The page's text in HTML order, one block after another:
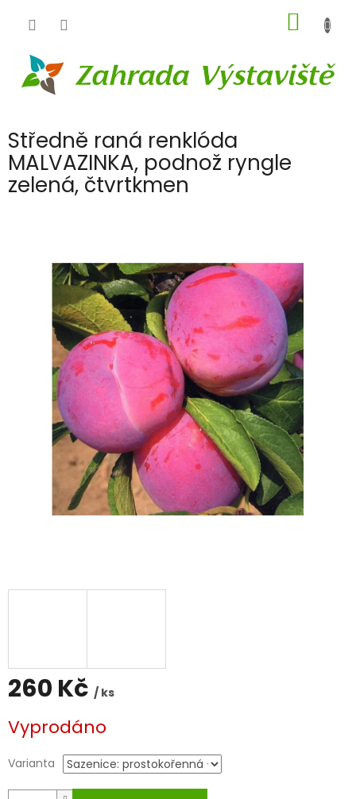
KOŠÍK
Středně raná renklóda
MALVAZINKA, podnož ryngle
zelená, čtvrtkmen
260 Kč / ks
cena:
Vyprodáno
Varianta